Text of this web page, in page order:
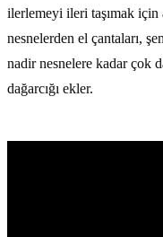
ilerlemeyi ileri taşımak
nesnelerden el çantaları,
nadir nesnelere kadar çok
dağarcığı ekler.